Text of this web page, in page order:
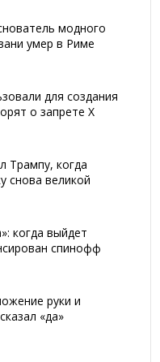
модного
умер в Риме
для создания
о запрете Х
Трампу, когда
снова великой
когда выйдет
спинофф
руки и
«да»